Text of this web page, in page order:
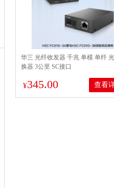
华三 光纤收发器 千兆 单模 单纤
换器 3公里 SC接口
¥345.00 查看